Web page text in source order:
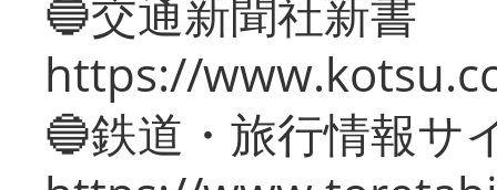
🔵交通新聞社新書
https://
🔵鉄道・旅行情報サ